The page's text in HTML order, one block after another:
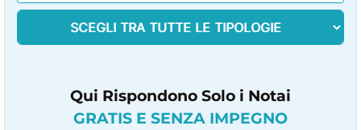
Qui Rispondono Solo i Notai
GRATIS E SENZA IMPEGNO